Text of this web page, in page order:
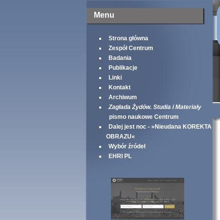
Menu
Strona główna
Zespół Centrum
Badania
Publikacje
Linki
Kontakt
Archiwum
Zagłada Żydów. Studia i Materiały
pismo naukowe Centrum
Dalej jest noc - »Nieudana KOREKTA
OBRAZU«
Wybór źródeł
EHRI PL